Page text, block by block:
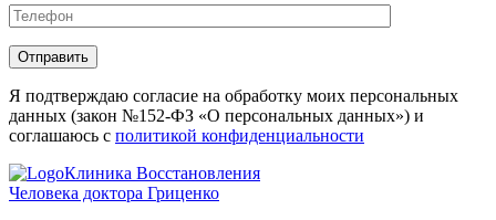
Отправить
Я подтверждаю согласие на обработку моих персональных
данных (закон №152-ФЗ «О персональных данных») и
соглашаюсь с политикой конфиденциальности
Клиника Восстановления
Человека доктора Гриценко